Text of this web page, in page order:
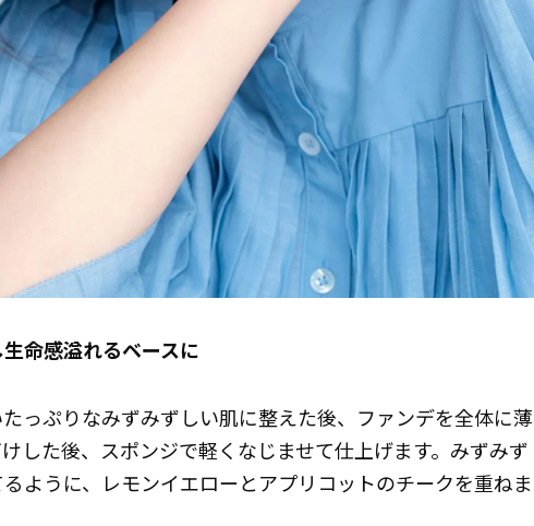
命感溢れるベースに
っぷりなみずみずしい肌に整えた後、ファンデを全体に薄
した後、スポンジで軽くなじませて仕上げます。みずみず
ように、レモンイエローとアプリコットのチークを重ねま